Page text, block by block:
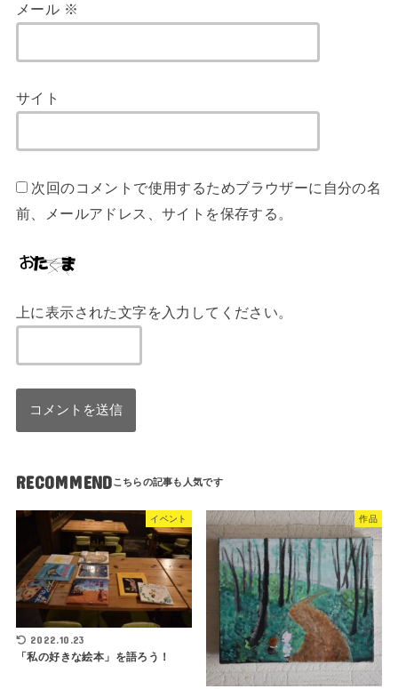
メール ※
サイト
次回のコメントで使用するためブラウザーに自分の名
前、メールアドレス、サイトを保存する。
上に表示された文字を入力してください。
RECOMMEND
イベント
2022.10.23
「私の好きな絵本」を語ろう！
作品